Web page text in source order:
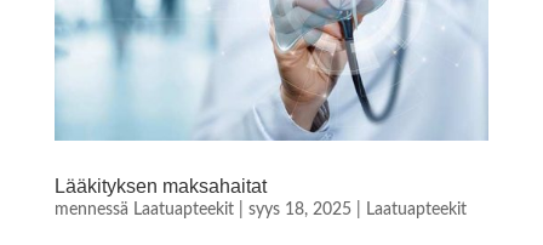
Lääkityksen maksahaitat
mennessä Laatuapteekit| syys 18, 2025| Laatuapteekit